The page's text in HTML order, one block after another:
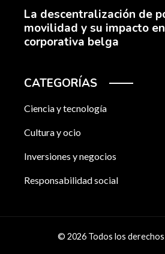
La descentralización de
movilidad y su impacto
corporativa belga
CATEGORÍAS
Ciencia y tecnología
Cultura y ocio
Inversiones y negocios
Responsabilidad social
© 2026 Todos los